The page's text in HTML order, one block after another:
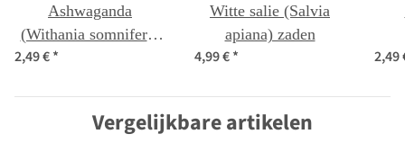
Ashwaganda
(Withania somnifera)
2,49 €*
Witte salie (Salvia
apiana) zaden
4,99 €* 2,49
Vergelijkbare artikelen